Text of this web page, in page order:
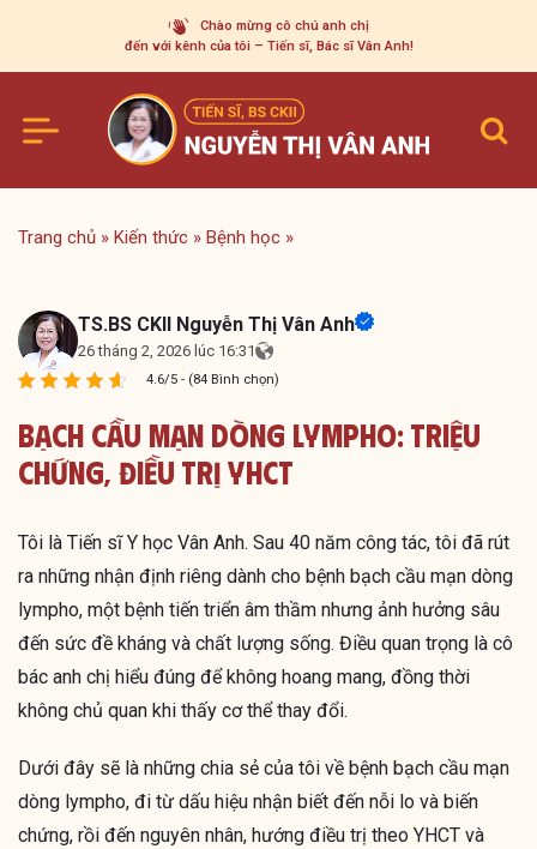
content
Chào mừng cô chú anh chị
đến với kênh của tôi – Tiến sĩ, Bác sĩ Vân Anh!
Trang chủ » Kiến thức » Bệnh học »
TS.BS CKII Nguyễn Thị Vân Anh
26 tháng 2, 2026 lúc 16:31
4.6/5 - (84 Bình chọn)
Bạch Cầu Mạn Dòng Lympho: Triệu
Chứng, Điều Trị YHCT
Tôi là Tiến sĩ Y học Vân Anh. Sau 40 năm công tác, tôi đã rút
ra những nhận định riêng dành cho bệnh bạch cầu mạn dòng
lympho, một bệnh tiến triển âm thầm nhưng ảnh hưởng sâu
đến sức đề kháng và chất lượng sống. Điều quan trọng là cô
bác anh chị hiểu đúng để không hoang mang, đồng thời
không chủ quan khi thấy cơ thể thay đổi.
Dưới đây sẽ là những chia sẻ của tôi về bệnh bạch cầu mạn
dòng lympho, đi từ dấu hiệu nhận biết đến nỗi lo và biến
chứng, rồi đến nguyên nhân, hướng điều trị theo YHCT và